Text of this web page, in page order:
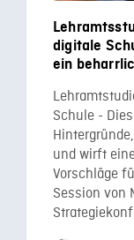
digitale
ein
Schule -
und wirft
Vorschläge
Session von